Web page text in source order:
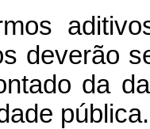
deverão
da
pública.